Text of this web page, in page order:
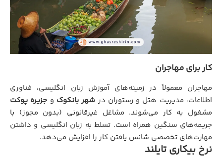
کار برای مهاجران
مهاجران معمولاً در زمینه‌های آموزش زبان انگلیسی، فناوری
اطلاعات، مدیریت هتل و رستوران در شهر بانکوک و جزیره پوکت
مشغول به کار می‌شوند. مشاغل غیرقانونی (بدون مجوز) با
جریمه‌های سنگین همراه است. تسلط به زبان انگلیسی و داشتن
مهارت‌های تخصصی شانس یافتن کار را افزایش می‌دهد.
نرخ بیکاری تایلند